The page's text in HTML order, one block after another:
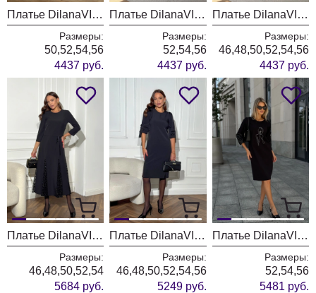
Платье DilanaVIP 2141 серо-фиолетовый принт
Размеры:
50,52,54,56
4437 руб.
Платье DilanaVIP 2140 мята
Размеры:
52,54,56
4437 руб.
Платье DilanaVIP 2140 яблоко
Размеры:
46,48,50,52,54,56
4437 руб.
Платье DilanaVIP 2125 черный
Размеры:
46,48,50,52,54
5684 руб.
Платье DilanaVIP 2114 черный
Размеры:
46,48,50,52,54,56
5249 руб.
Платье DilanaVIP 2117 черный
Размеры:
52,54,56
5481 руб.